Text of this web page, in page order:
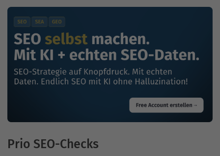
Prio SEO-Checks